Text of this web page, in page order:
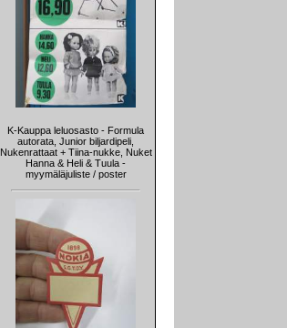
K-Kauppa leluosasto - Formula
autorata, Junior biljardipeli,
Nukenrattaat + Tiina-nukke, Nuket
Hanna & Heli & Tuula -
myymäläjuliste / poster